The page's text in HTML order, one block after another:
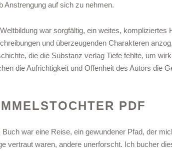
Anstrengung auf sich zu nehmen.
war sorgfältig, ein weites,
und überzeugenden Charakteren
die die Substanz verlag Tiefe fehlte, um
die Aufrichtigkeit und Offenheit des Autors die
PDF
Buch war eine Reise, ein gewundener Pfad, der
vertraut waren, andere unerforscht. Ich bucher